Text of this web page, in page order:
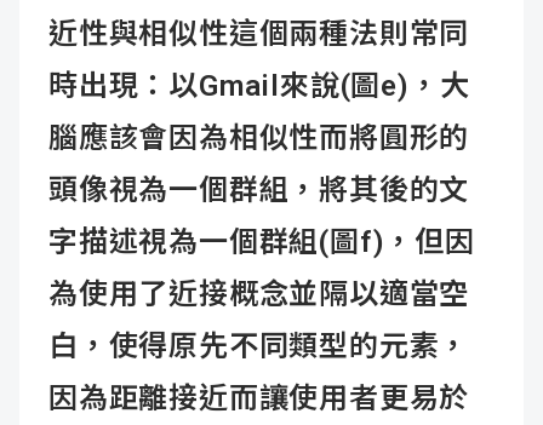
近性與相似性這個兩種法則常同
時出現：以Gmail來說(圖e)，大
腦應該會因為相似性而將圓形的
頭像視為一個群組，將其後的文
字描述視為一個群組(圖f)，但因
為使用了近接概念並隔以適當空
白，使得原先不同類型的元素，
因為距離接近而讓使用者更易於